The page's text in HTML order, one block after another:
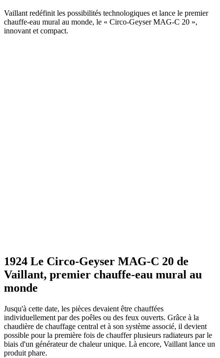
Vaillant redéfinit les possibilités technologiques et lance le premier
chauffe-eau mural au monde, le « Circo-Geyser MAG-C 20 »,
innovant et compact.
1924 Le Circo-Geyser MAG-C 20 de
Vaillant, premier chauffe-eau mural au
monde
Jusqu'à cette date, les pièces devaient être chauffées
individuellement par des poêles ou des feux ouverts. Grâce à la
chaudière de chauffage central et à son système associé, il devient
possible pour la première fois de chauffer plusieurs radiateurs par le
biais d'un générateur de chaleur unique. Là encore, Vaillant lance un
produit phare.